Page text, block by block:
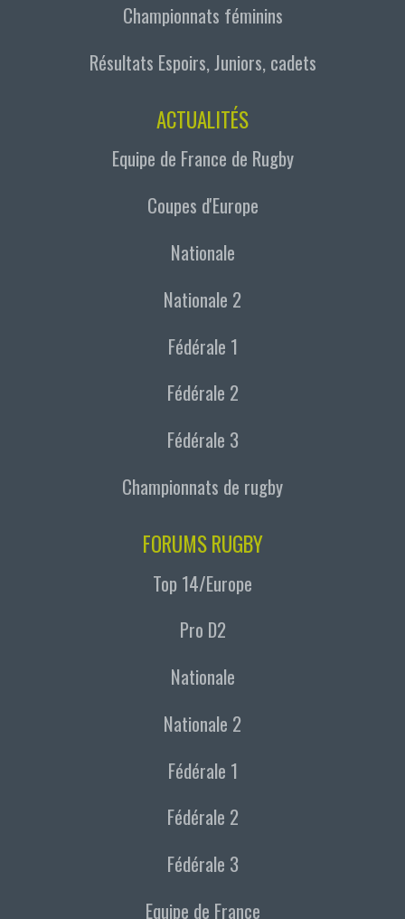
Championnats féminins
Résultats Espoirs, Juniors, cadets
ACTUALITÉS
Equipe de France de Rugby
Coupes d'Europe
Nationale
Nationale 2
Fédérale 1
Fédérale 2
Fédérale 3
Championnats de rugby
FORUMS RUGBY
Top 14/Europe
Pro D2
Nationale
Nationale 2
Fédérale 1
Fédérale 2
Fédérale 3
Equipe de France